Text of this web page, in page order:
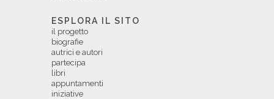
ESPLORA IL SITO
il progetto
biografie
autrici e autori
partecipa
libri
appuntamenti
iniziative